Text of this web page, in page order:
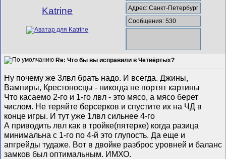
Katrine
Адрес: Санкт-Петербург
Сообщения: 530
Re: Что бы вы исправили в Четвёртых?
Ну почему же 3лвл брать надо. И всегда. Джины,
Вампиры, Крестоносцы - никогда не портят картины
Что касаемо 2-го и 1-го лвл - это мясо, а мясо берет
числом. Не теряйте берсерков и спустите их на ЧД в
конце игры. И тут уже 1лвл сильнее 4-го
А приводить лвл как в тройке(пятерке) когда разица
минимальна с 1-го по 4-й это глупость. Да еще и
апгрейды тудаже. Вот в двойке разброс уровней и баланс
замков был оптимальным. ИМХО.